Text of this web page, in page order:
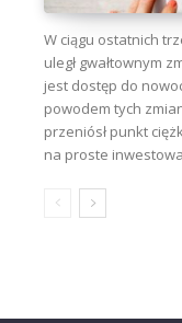
W ciągu ostatnich
uległ gwałtownym
jest dostęp do
powodem tych
przeniósł punkt
na proste